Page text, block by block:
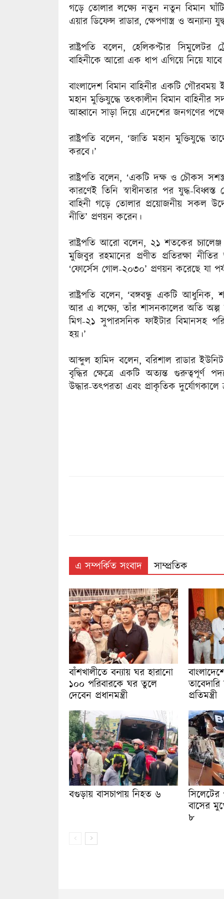
গড়ে তোলার লক্ষ্যে নতুন নতুন বিমান
এয়ার ডিফেন্স রাডার, ক্ষেপণাস্ত্র ও
রাষ্ট্রপতি বলেন, হেলিকপ্টার সিমুলেটর
বাহিনীকে আরো এক ধাপ এগিয়ে নিয়ে
বাংলাদেশ বিমান বাহিনীর একটি
মহান মুক্তিযুদ্ধে তৎকালীন বিমান বাহিনীর
আহ্বানে সাড়া দিয়ে এদেশের জনগণের
রাষ্ট্রপতি বলেন, ‘জাতি মহান মুক্তিযুদ্ধে
করবে।’
রাষ্ট্রপতি বলেন, ‘একটি দক্ষ ও চৌকস
কারণেই তিনি স্বাধীনতার পর যুদ্ধ-
বাহিনী গড়ে তোলার প্রয়োজনীয় সকল
নীতি’ প্রণয়ন করেন।
রাষ্ট্রপতি আরো বলেন, ২১ শতকের
মুজিবুর রহমানের প্রণীত প্রতিরক্ষা
‘ফোর্সেস গোল-২০৩০’ প্রণয়ন করেছে যা
রাষ্ট্রপতি বলেন, ‘বঙ্গবন্ধু একটি আধুনিক,
আর এ লক্ষ্যে, তাঁর শাসনকালের অতি অল্প
মিগ-২১ সুপারসনিক ফাইটার বিমানসহ
হয়।’
আব্দুল হামিদ বলেন, বরিশাল রাডার
বৃদ্ধির ক্ষেত্রে একটি অত্যন্ত গুরুত্বপূর্ণ
উদ্ধার-তৎপরতা এবং প্রাকৃতিক
এ সম্পর্কিত সংবাদ সাম্প্রতিক
বাঁশখালীতে বন্যায় ঘর হারানো
১০০ পরিবারকে ঘর তুলে
দেবেন প্রধানমন্ত্রী
প্রতিমন্ত্রী
বগুড়ায় বাসচাপায় নিহত ৬
বাসের
৮